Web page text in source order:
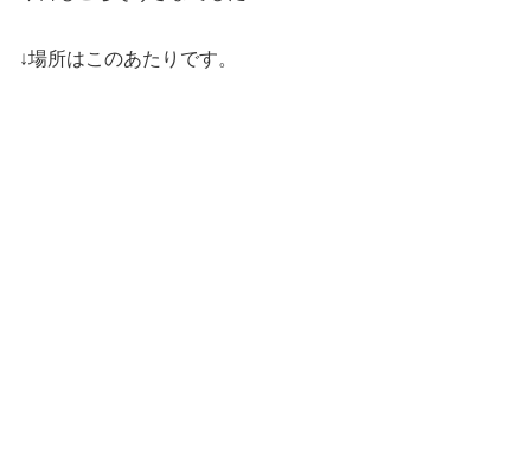
↓場所はこのあたりです。